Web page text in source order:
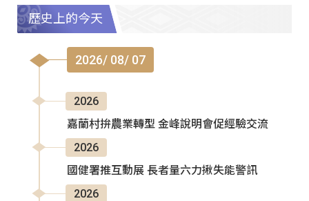
歷史上的今天
2026/ 08/ 07
2026
嘉蘭村拚農業轉型 金峰說明會促經驗交流
2026
國健署推互動展 長者量六力揪失能警訊
2026